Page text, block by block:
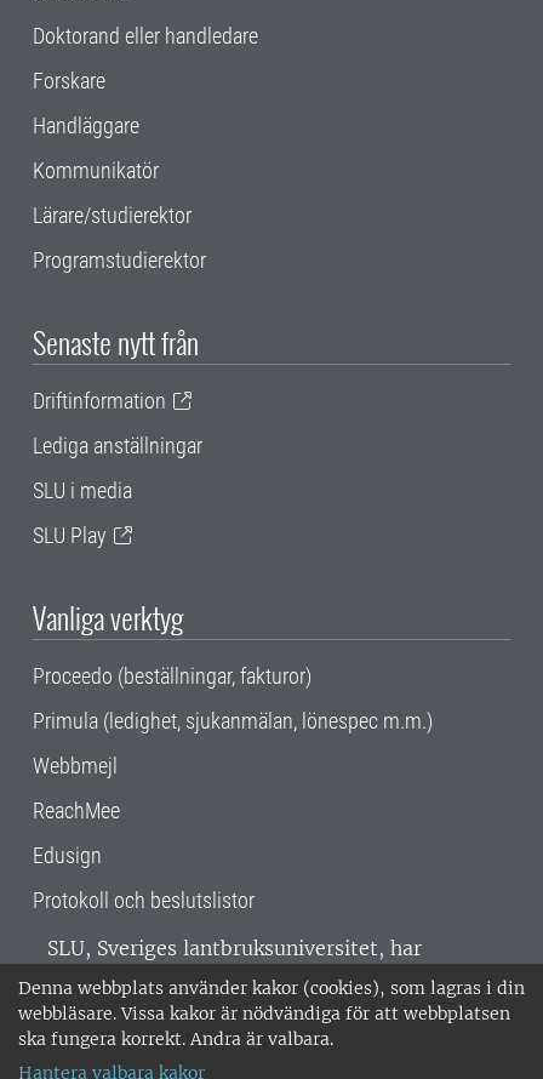
Denna webbplats använder kakor (cookies), som lagras i din
webbläsare. Vissa kakor är nödvändiga för att webbplatsen
ska fungera korrekt. Andra är valbara.
Hantera valbara kakor
Doktorand eller handledare
Forskare
Handläggare
Kommunikatör
Lärare/studierektor
Programstudierektor
Senaste nytt från
Driftinformation
Lediga anställningar
SLU i media
SLU Play
Vanliga verktyg
Proceedo (beställningar, fakturor)
Primula (ledighet, sjukanmälan, lönespec m.m.)
Webbmejl
ReachMee
Edusign
Protokoll och beslutslistor
SLU, Sveriges lantbruksuniversitet, har
verksamhet över hela Sverige. Huvudorter är
Alnarp, Uppsala och Umeå.SLU är
miljöcertifierat enligt ISO 14001. •
018-67 10 00 • Org nr: 202100-2817 •